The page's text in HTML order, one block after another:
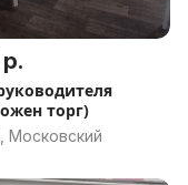
торг)
Московский